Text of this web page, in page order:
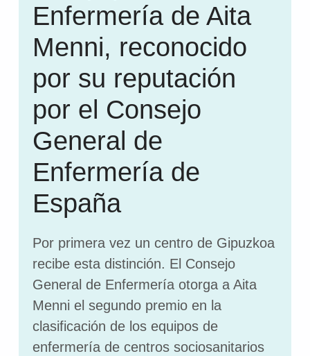
Enfermería de Aita
Menni, reconocido
por su reputación
por el Consejo
General de
Enfermería de
España
Por primera vez un centro de Gipuzkoa
recibe esta distinción. El Consejo
General de Enfermería otorga a Aita
Menni el segundo premio en la
clasificación de los equipos de
enfermería de centros sociosanitarios